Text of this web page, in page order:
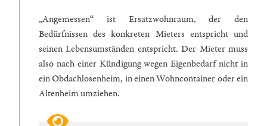
„Angemessen“ ist Ersatzwohnraum, der den
Bedürfnissen des konkreten Mieters entspricht und
seinen Lebensumständen entspricht. Der Mieter muss
also nach einer Kündigung wegen Eigenbedarf nicht in
ein Obdachlosenheim, in einen Wohncontainer oder ein
Altenheim umziehen.